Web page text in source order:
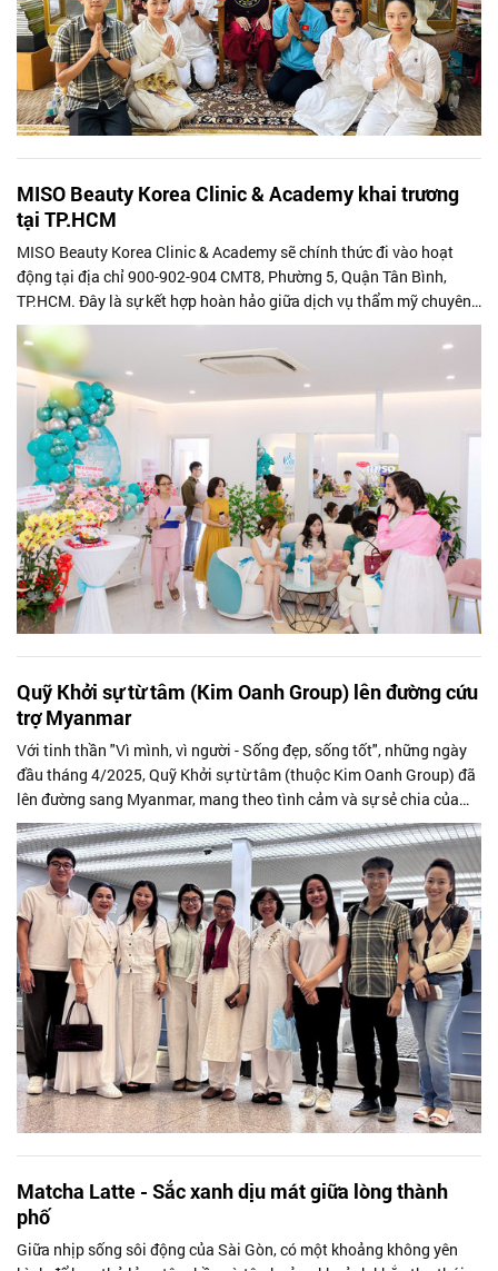
MISO Beauty Korea Clinic & Academy khai trương
tại TP.HCM
MISO Beauty Korea Clinic & Academy sẽ chính thức đi vào hoạt
động tại địa chỉ 900-902-904 CMT8, Phường 5, Quận Tân Bình,
TP.HCM. Đây là sự kết hợp hoàn hảo giữa dịch vụ thẩm mỹ chuyên
nghiệp và đào tạo...
Quỹ Khởi sự từ tâm (Kim Oanh Group) lên đường cứu
trợ Myanmar
Với tinh thần "Vì mình, vì người - Sống đẹp, sống tốt", những ngày
đầu tháng 4/2025, Quỹ Khởi sự từ tâm (thuộc Kim Oanh Group) đã
lên đường sang Myanmar, mang theo tình cảm và sự sẻ chia của
người Việt...
Matcha Latte - Sắc xanh dịu mát giữa lòng thành
phố
Giữa nhịp sống sôi động của Sài Gòn, có một khoảng không yên